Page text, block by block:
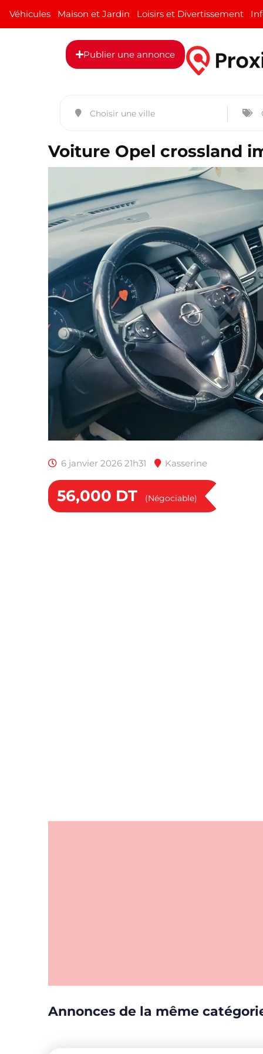
Véhicules Maison et Jardin Loisirs et Divertissement
Publier une annonce
Voiture Opel crossland
6 janvier 2026 21h31 Kasserine
56,000 DT (Négociable)
Annonces de la même